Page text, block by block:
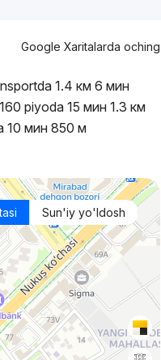
Google Xaritalarda oching
1.4 км 6 мин
piyoda 15 мин 1.3 км
10 мин 850 м
Sun'iy yo'ldosh